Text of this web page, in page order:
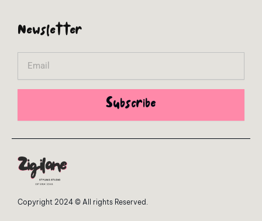
Newsletter
Subscribe
Copyright 2024 © All rights Reserved.